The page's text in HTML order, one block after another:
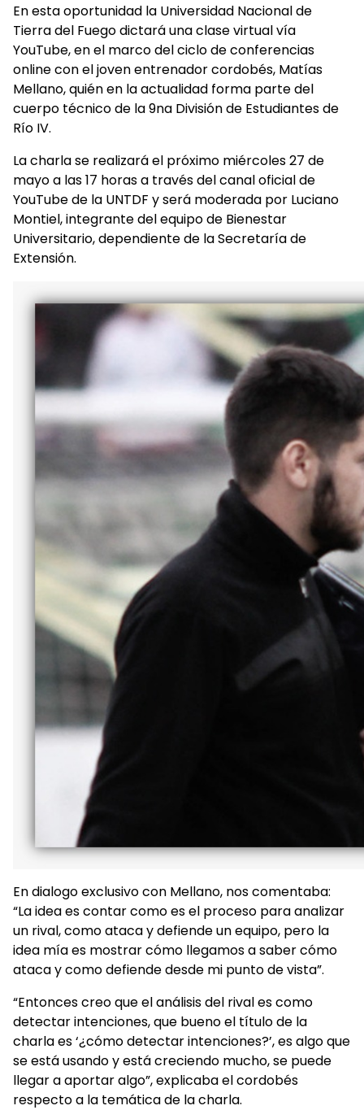
En esta oportunidad la Universidad Nacional de
Tierra del Fuego dictará una clase virtual vía
YouTube, en el marco del ciclo de conferencias
online con el joven entrenador cordobés, Matías
Mellano, quién en la actualidad forma parte del
cuerpo técnico de la 9na División de Estudiantes de
Río IV.
La charla se realizará el próximo miércoles 27 de
mayo a las 17 horas a través del canal oficial de
YouTube de la UNTDF y será moderada por Luciano
Montiel, integrante del equipo de Bienestar
Universitario, dependiente de la Secretaría de
Extensión.
En dialogo exclusivo con Mellano, nos comentaba:
“La idea es contar como es el proceso para analizar
un rival, como ataca y defiende un equipo, pero la
idea mía es mostrar cómo llegamos a saber cómo
ataca y como defiende desde mi punto de vista”.
“Entonces creo que el análisis del rival es como
detectar intenciones, que bueno el título de la
charla es ‘¿cómo detectar intenciones?’, es algo que
se está usando y está creciendo mucho, se puede
llegar a aportar algo”, explicaba el cordobés
respecto a la temática de la charla.